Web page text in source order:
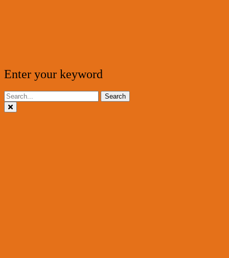
Enter your keyword
Search